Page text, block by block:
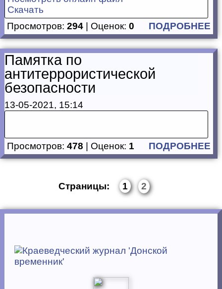
Скачать
Просмотров: 294 | Оценок: 0 ПОДРОБНЕЕ
Памятка по
антитеррористической
безопасности
13-05-2021, 15:14
Просмотров: 478 | Оценок: 1 ПОДРОБНЕЕ
Страницы: 1 2